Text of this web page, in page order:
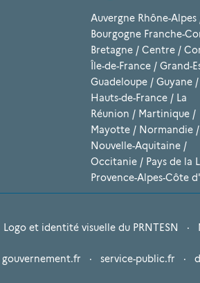
Auvergne Rhône-Alpes
Bourgogne Franche-
Bretagne / Centre /
Île-de-France / Grand-
Guadeloupe / Guyane /
Hauts-de-France / La
Réunion / Martinique /
Mayotte / Normandie /
Nouvelle-Aquitaine /
Occitanie / Pays de la
Provence-Alpes-Côte
Logo et identité visuelle du PRNTESN ·
gouvernement.fr · service-public.fr ·